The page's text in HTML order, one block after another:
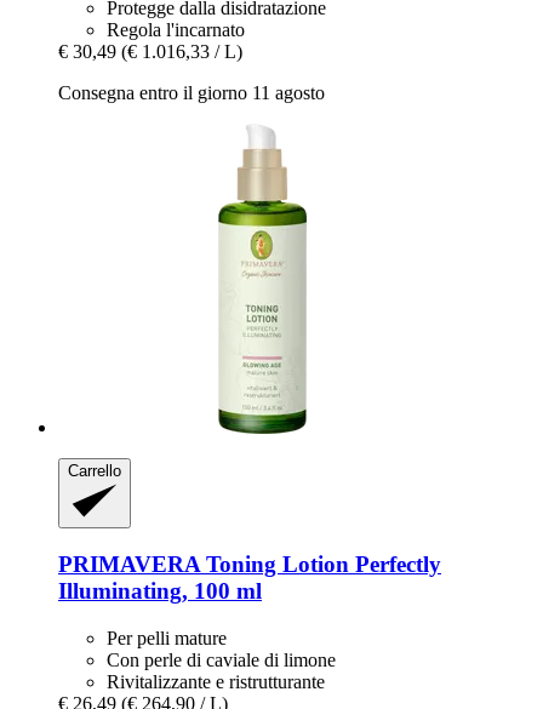
Protegge dalla disidratazione
Regola l'incarnato
€ 30,49 (€ 1.016,33 / L)
Consegna entro il giorno 11 agosto
Carrello
PRIMAVERA Toning Lotion Perfectly
Illuminating, 100 ml
Per pelli mature
Con perle di caviale di limone
Rivitalizzante e ristrutturante
€ 26,49 (€ 264,90 / L)